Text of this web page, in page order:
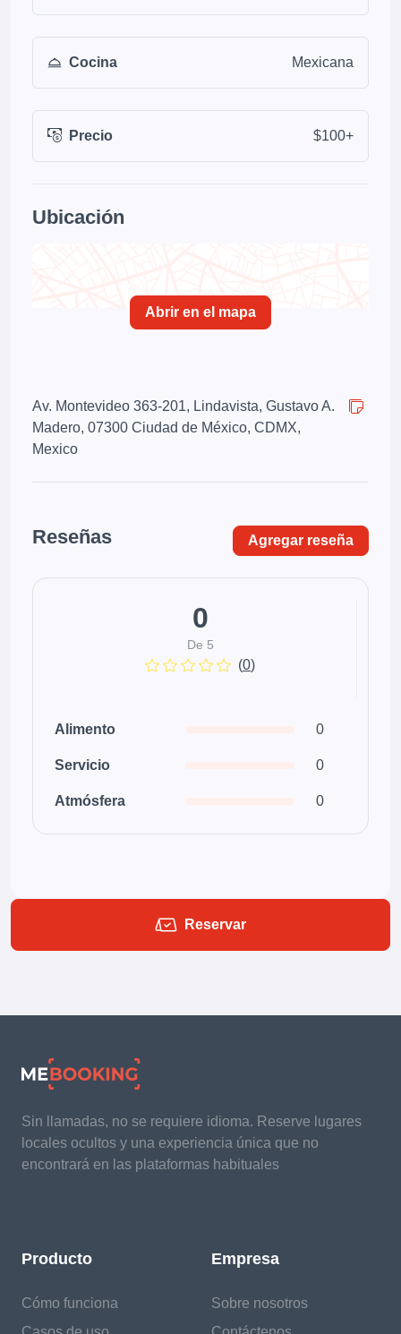
Cocina Mexicana
Precio $100+
Ubicación
Abrir en el mapa
Av. Montevideo 363-201, Lindavista, Gustavo A.
Madero, 07300 Ciudad de México, CDMX,
Mexico
Reseñas Agregar reseña
0
De 5
(0)
Alimento
Servicio
Atmósfera
0
0
0
Reservar
Sin llamadas, no se requiere idioma. Reserve lugares
locales ocultos y una experiencia única que no
encontrará en las plataformas habituales
Producto
Cómo funciona
Empresa
Sobre nosotros